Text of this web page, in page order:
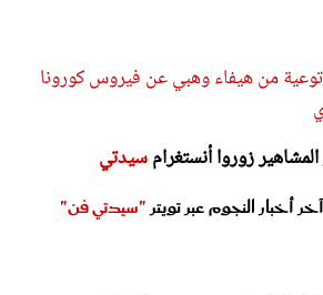
من هيفاء وهبي عن فيروس كورونا
زوروا أنستغرامسيدتي
النجوم عبر تويتر"سيدتي فن"